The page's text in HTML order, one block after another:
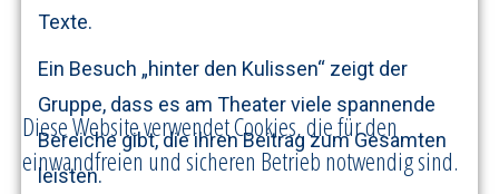
Diese Website verwendet Cookies, die für den
einwandfreien und sicheren Betrieb notwendig sind.
Texte.
Ein Besuch „hinter den Kulissen“ zeigt der
Gruppe, dass es am Theater viele spannende
Bereiche gibt, die ihren Beitrag zum Gesamten
leisten.